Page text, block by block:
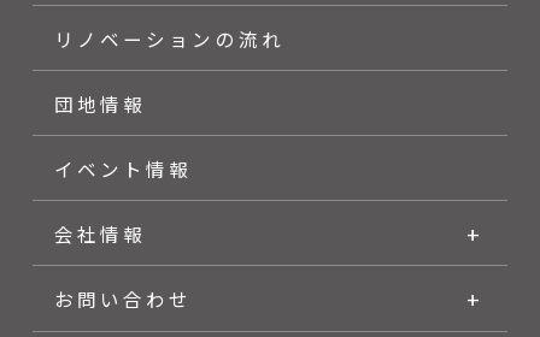
リノベーションの流れ
団地情報
イベント情報
会社情報
お問い合わせ